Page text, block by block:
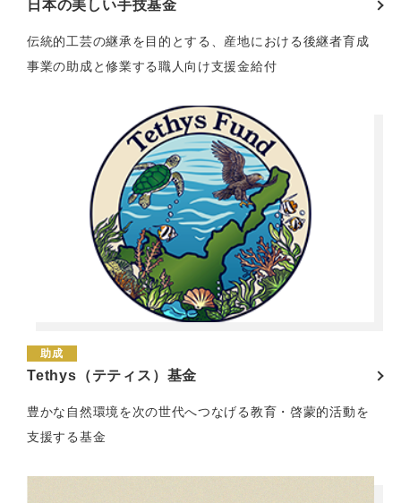
日本の美しい手技基金
伝統的工芸の継承を目的とする、産地における後継者育成
事業の助成と修業する職人向け支援金給付
助成
Tethys（テティス）基金
豊かな自然環境を次の世代へつなげる教育・啓蒙的活動を
支援する基金